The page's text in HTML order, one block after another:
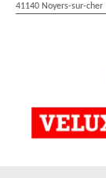
41140 Noyers-sur-cher